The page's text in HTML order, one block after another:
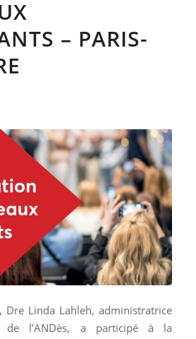
– PARIS-
Dre Linda Lahleh, administratrice
de l’ANDès, a participé à la